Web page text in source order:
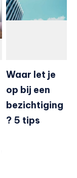
Waar let je
op bij een
bezichtiging
? 5 tips